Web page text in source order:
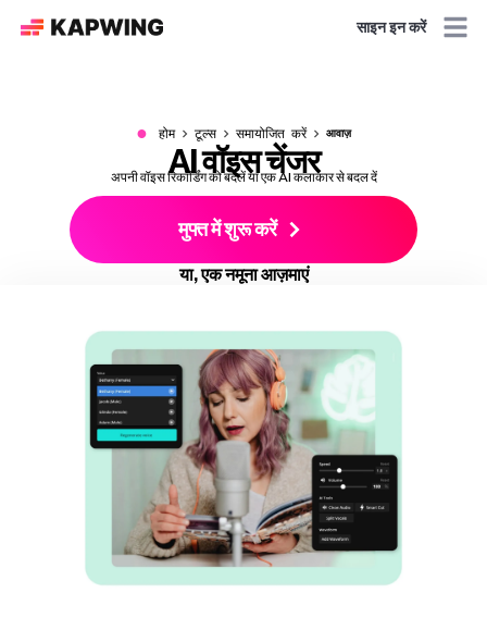
साइन इन करें
● होम टूल्स समायोजित करें आवाज़
AI वॉइस चेंजर
अपनी वॉइस रिकॉर्डिंग को बदलें या एक AI कलाकार से बदल दें
मुफ्त में शुरू करें
या, एक नमूना आज़माएं